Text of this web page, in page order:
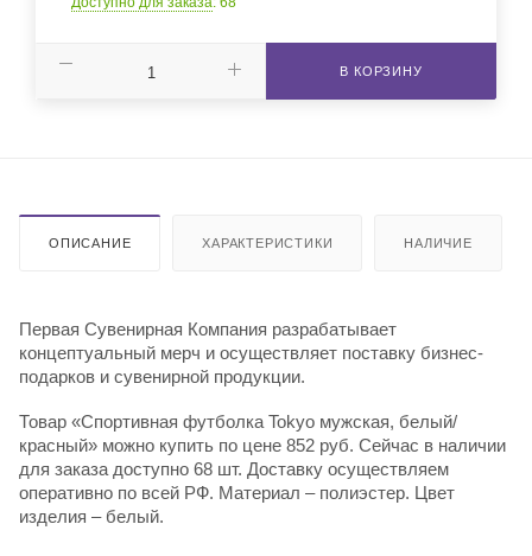
В КОРЗИНУ
ОПИСАНИЕ ХАРАКТЕРИСТИКИ НАЛИЧИЕ
Первая Сувенирная Компания разрабатывает
концептуальный мерч и осуществляет поставку бизнес-
подарков и сувенирной продукции.
Товар «Спортивная футболка Tokyo мужская, белый/
красный» можно купить по цене 852 руб. Сейчас в наличии
для заказа доступно 68 шт. Доставку осуществляем
оперативно по всей РФ. Материал – полиэстер. Цвет
изделия – белый.